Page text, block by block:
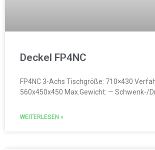
Deckel FP4NC
FP4NC 3-Achs Tischgröße: 710×430
560x450x450 Max.Gewicht: — Schwenk-/
WEITERLESEN »